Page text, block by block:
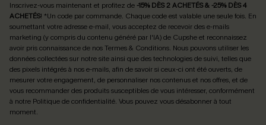
Inscrivez-vous maintenant et profitez de -15% DÈS 2 ACHETÉS & -25% DÈS 4
ACHETÉS! *Un code par commande. Chaque code est valable une seule fois. En
soumettant votre adresse e-mail, vous acceptez de recevoir des e-mails
marketing (y compris du contenu généré par l'IA) de Cupshe et reconnaissez
avoir pris connaissance de nosTermes & Conditions. Nous pouvons utiliser les
données collectées sur notre site ainsi que des technologies de suivi, telles que
des pixels intégrés à nos e-mails, afin de savoir si ceux-ci ont été ouverts, de
mesurer votre engagement, de personnaliser nos contenus et nos offres, et de
vous recommander des produits susceptibles de vous intéresser, conformément
à notre Politique de confidentialité. Vous pouvez vous désabonner à tout
moment.